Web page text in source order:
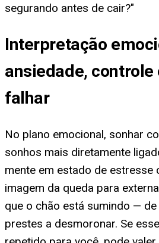
segurando antes de cair?"
Interpretação
ansiedade, controle
falhar
No plano emocional, sonhar
sonhos mais diretamente
mente em estado de estresse
imagem da queda para
que o chão está sumindo —
prestes a desmoronar. Se